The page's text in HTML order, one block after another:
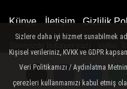
Künye İletişim Gizlilik
İzinsiz veya kaynak
Sizlere daha iyi hizmet sunabilmek
Kişisel verileriniz, KVKK ve GDPR
Veri Politikamızı / Aydınlatma
çerezleri kullanmamızı kabul etmiş